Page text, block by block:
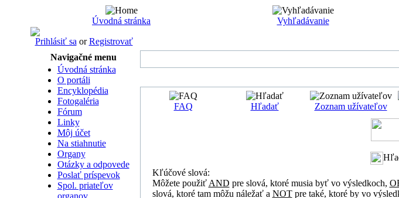
Úvodná stránka Vyhľadávanie
Prihlásiť sa orRegistrovať
Navigačné menu
Úvodná stránka
O portáli
Encyklopédia
Fotogaléria
Fórum
Linky
Môj účet
Na stiahnutie
Organy
Otázky a odpovede
Poslať príspevok
Spol. priateľov
organov
FAQ Hľadať Zoznam užívateľov
Kľúčové slová:
Môžete použiť AND pre slová, ktoré musia byť vo výsledkoch,
slová, ktoré tam môžu náležať a NOTpre také, ktoré by vo